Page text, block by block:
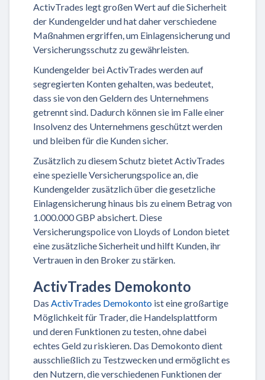
ActivTrades legt großen Wert auf die Sicherheit
der Kundengelder und hat daher verschiedene
Maßnahmen ergriffen, um Einlagensicherung und
Versicherungsschutz zu gewährleisten.
Kundengelder bei ActivTrades werden auf
segregierten Konten gehalten, was bedeutet,
dass sie von den Geldern des Unternehmens
getrennt sind. Dadurch können sie im Falle einer
Insolvenz des Unternehmens geschützt werden
und bleiben für die Kunden sicher.
Zusätzlich zu diesem Schutz bietet ActivTrades
eine spezielle Versicherungspolice an, die
Kundengelder zusätzlich über die gesetzliche
Einlagensicherung hinaus bis zu einem Betrag von
1.000.000 GBP absichert. Diese
Versicherungspolice von Lloyds of London bietet
eine zusätzliche Sicherheit und hilft Kunden, ihr
Vertrauen in den Broker zu stärken.
ActivTrades Demokonto
Das ActivTrades Demokonto ist eine großartige
Möglichkeit für Trader, die Handelsplattform
und deren Funktionen zu testen, ohne dabei
echtes Geld zu riskieren. Das Demokonto dient
ausschließlich zu Testzwecken und ermöglicht es
den Nutzern, die verschiedenen Funktionen der